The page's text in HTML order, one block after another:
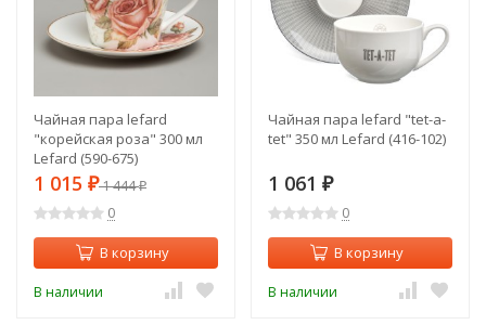
Чайная пара lefard
"корейская роза" 300 мл
Lefard (590-675)
1 015 ₽1 444₽
0
В корзину
В наличии
Чайная пара lefard "tet-a-
tet" 350 мл Lefard (416-102)
1 061 ₽
0
В корзину
В наличии